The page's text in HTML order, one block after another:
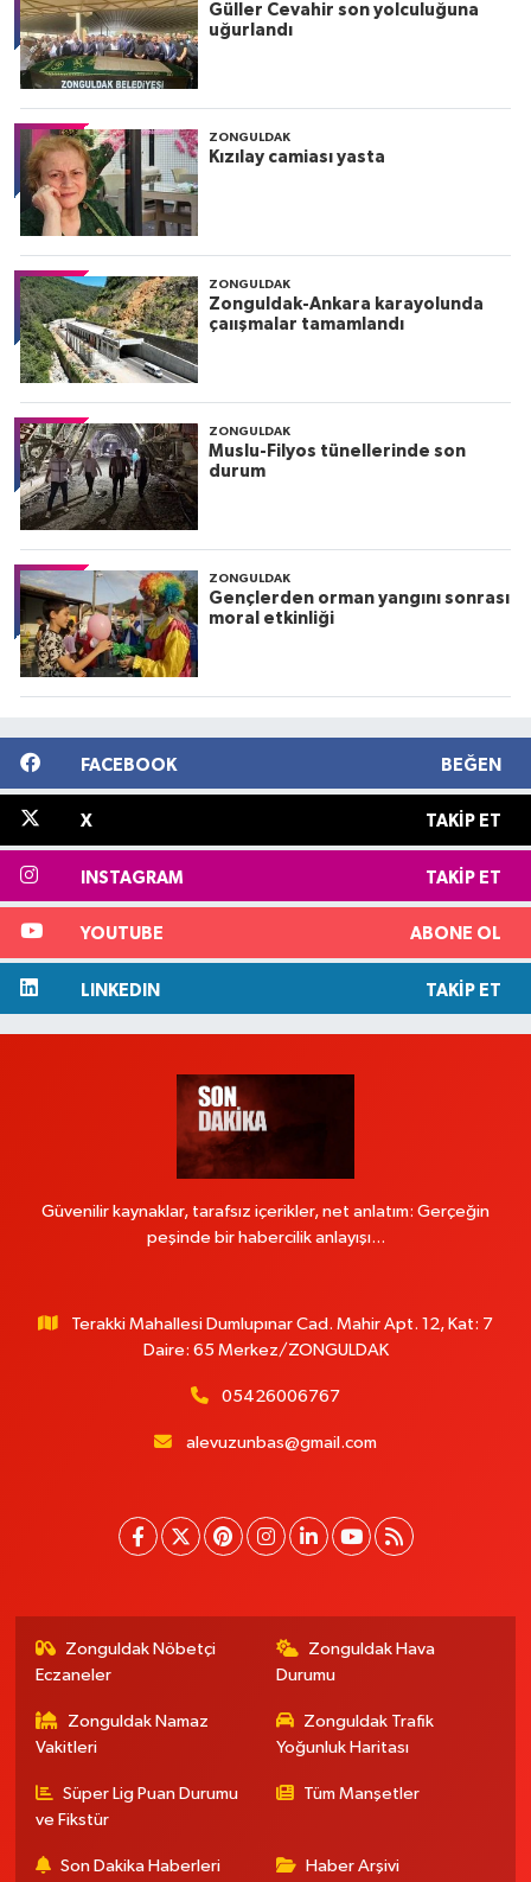
Güller Cevahir son yolculuğuna
uğurlandı
ZONGULDAK
Kızılay camiası yasta
ZONGULDAK
Zonguldak-Ankara karayolunda
çaıışmalar tamamlandı
ZONGULDAK
Muslu-Filyos tünellerinde son
durum
ZONGULDAK
Gençlerden orman yangını sonrası
moral etkinliği
FACEBOOK BEĞEN
X TAKIP ET
INSTAGRAM TAKIP ET
YOUTUBE ABONE OL
LINKEDIN TAKIP ET
Güvenilir kaynaklar, tarafsız içerikler, net anlatım: Gerçeğin
peşinde bir habercilik anlayışı...
Terakki Mahallesi Dumlupınar Cad. Mahir Apt. 12, Kat: 7
Daire: 65 Merkez/ZONGULDAK
05426006767
alevuzunbas@gmail.com
Zonguldak Nöbetçi
Eczaneler
Zonguldak Hava
Durumu
Zonguldak Namaz
Vakitleri
Zonguldak Trafik
Yoğunluk Haritası
Süper Lig Puan Durumu
ve Fikstür
Tüm Manşetler
Son Dakika Haberleri Haber Arşivi